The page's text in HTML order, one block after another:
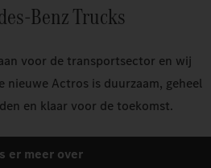
Trucks
voor de transportsector en wij
nieuwe Actros is duurzaam, geheel
en klaar voor de toekomst.
er meer over